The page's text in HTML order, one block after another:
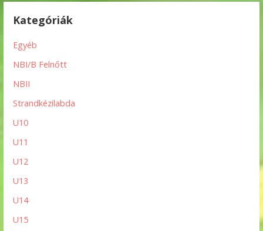
Kategóriák
Egyéb
NBI/B Felnőtt
NBII
Strandkézilabda
U10
U11
U12
U13
U14
U15